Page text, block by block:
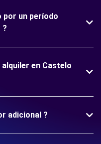
por un período
?
en Castelo
adicional ?